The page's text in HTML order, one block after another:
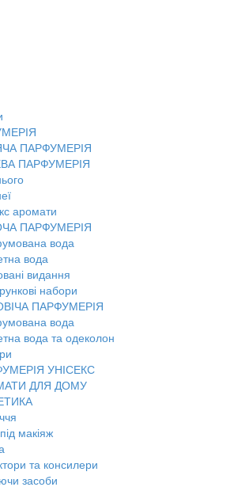
ПАРФУМЕРІЯ
ПАРФУМЕРІЯ
аромати
ПАРФУМЕРІЯ
вода
вода
видання
набори
ПАРФУМЕРІЯ
вода
вода та одеколон
УНІСЕКС
ДЛЯ ДОМУ
макіяж
та консилери
засоби